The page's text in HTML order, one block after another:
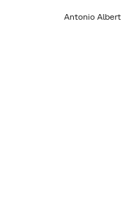
Antonio Albert